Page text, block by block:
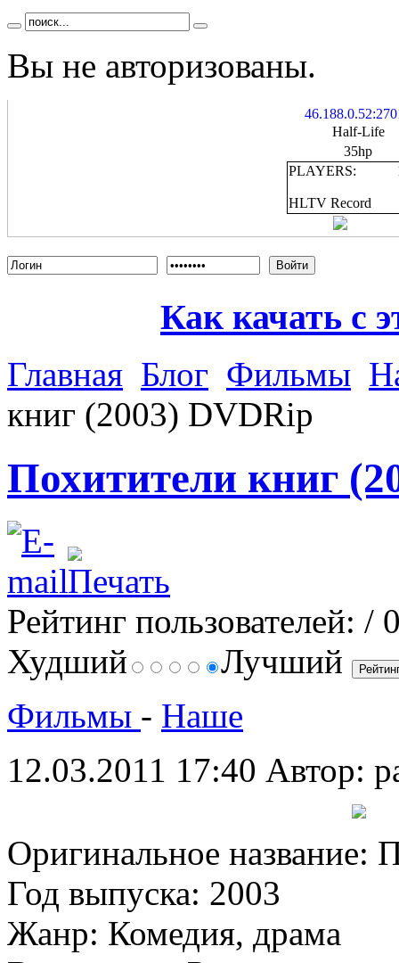
Вы не авторизованы.
Half-Life
35hp
PLAYERS:
HLTV Record
Войти
Как качать с
Главная Блог Фильмы
книг (2003) DVDRip
Похитители книг
Рейтинг пользователей: /
Худший
Лучший
Фильмы - Наше
12.03.2011 17:40 Автор:
Оригинальное название:
Год выпуска: 2003
Жанр: Комедия, драма